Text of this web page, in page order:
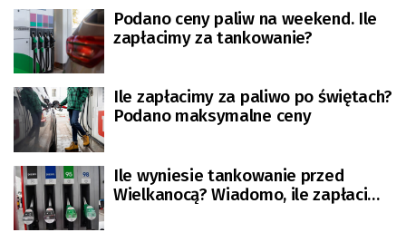
Podano ceny paliw na weekend. Ile
zapłacimy za tankowanie?
Ile zapłacimy za paliwo po świętach?
Podano maksymalne ceny
Ile wyniesie tankowanie przed
Wielkanocą? Wiadomo, ile zapłacimy